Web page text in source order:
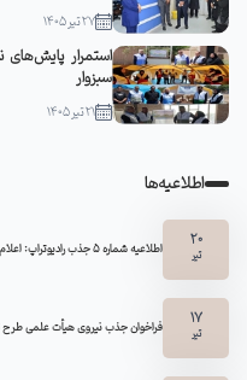
27 تیر 1405
استمرار پایش‌های
سبزوار
21 تیر 1405
اطلاعیه‌ها
20
تیر اطلاعیه شماره 5 جذب رادیوتراپ: اعلام نتایج نهایی کارشناس رادیوتراپی
17
تیر فراخوان جذب نیروی هیأت علمی طرح